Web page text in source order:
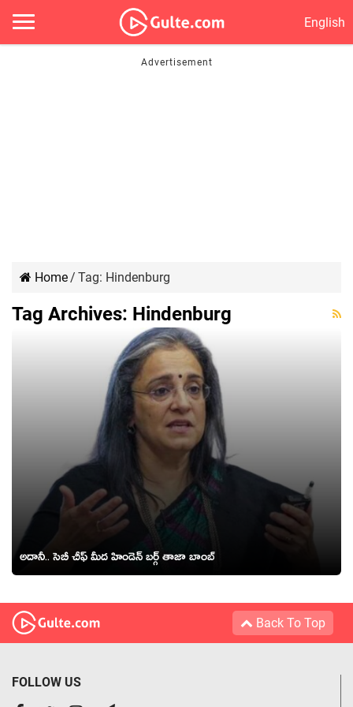
English
Home/ Tag: Hindenburg
Tag Archives: Hindenburg
అదానీ.. సెబీ చీఫ్ మీద హిండెన్ బర్గ్ తాజా బాంబ్
Back To Top
FOLLOW US